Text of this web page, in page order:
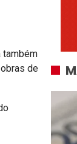
também
de